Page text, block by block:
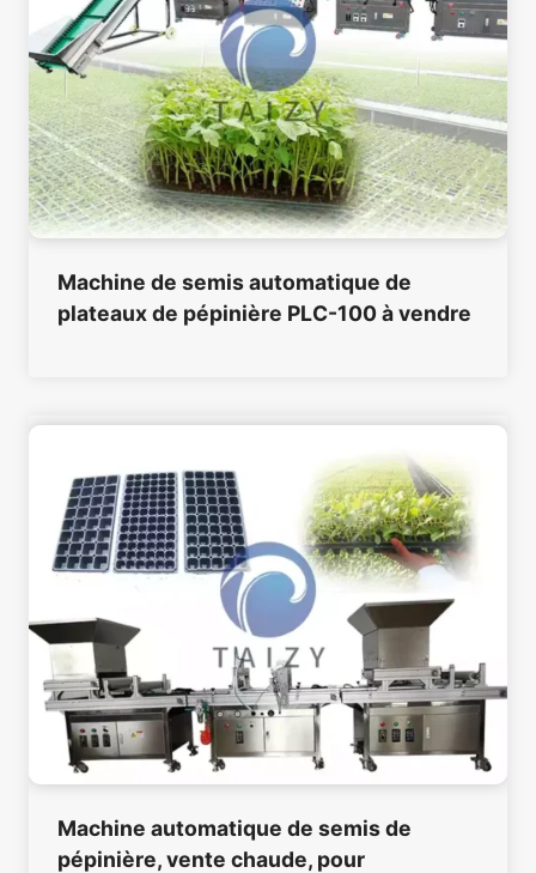
Machine de semis automatique de
plateaux de pépinière PLC-100 à vendre
Machine automatique de semis de
pépinière, vente chaude, pour